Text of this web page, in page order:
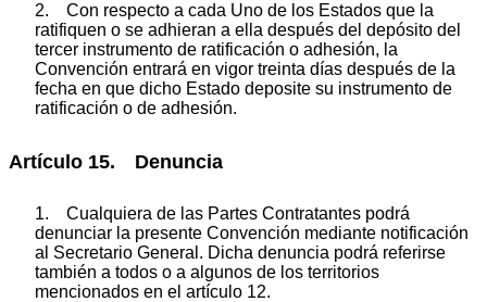
2. Con respecto a cada Uno de los Estados que la
ratifiquen o se adhieran a ella después del depósito del
tercer instrumento de ratificación o adhesión, la
Convención entrará en vigor treinta días después de la
fecha en que dicho Estado deposite su instrumento de
ratificación o de adhesión.
Artículo 15. Denuncia
1. Cualquiera de las Partes Contratantes podrá
denunciar la presente Convención mediante notificación
al Secretario General. Dicha denuncia podrá referirse
también a todos o a algunos de los territorios
mencionados en el artículo 12.